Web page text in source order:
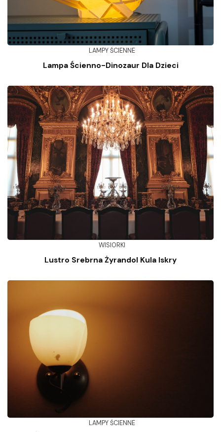
LAMPY ŚCIENNE
Lampa Ścienno-Dinozaur Dla Dzieci
WISIORKI
Lustro Srebrna Żyrandol Kula Iskry
LAMPY ŚCIENNE